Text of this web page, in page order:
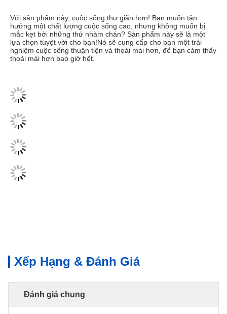
Với sản phẩm này, cuộc sống thư giãn hơn! Bạn muốn tận
hưởng một chất lượng cuộc sống cao, nhưng không muốn bị
mắc kẹt bởi những thứ nhàm chán? Sản phẩm này sẽ là một
lựa chọn tuyệt vời cho bạn!Nó sẽ cung cấp cho bạn một trải
nghiệm cuộc sống thuận tiện và thoải mái hơn, để bạn cảm thấy
thoải mái hơn bao giờ hết.
Xếp Hạng & Đánh Giá
Đánh giá chung